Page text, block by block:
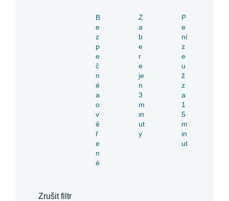
B
e
z
p
e
č
n
é
a
o
v
ě
ř
e
n
é
Z
a
b
e
r
e
je
n
3
m
in
ut
y
P
e
ní
z
e
u
ž
z
a
1
5
m
in
ut
Zrušit filtr